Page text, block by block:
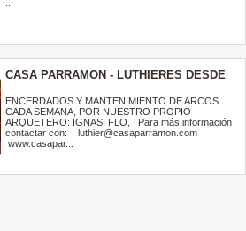
CASA PARRAMON - LUTHIERES DESDE
ENCERDADOS Y MANTENIMIENTO DE ARCOS
CADA SEMANA, POR NUESTRO PROPIO
ARQUETERO: IGNASI FLO, Para más información
contactar con: luthier@casaparramon.com
www.casapar...